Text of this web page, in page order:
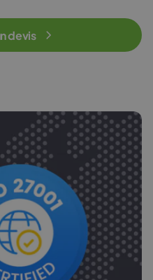
devis